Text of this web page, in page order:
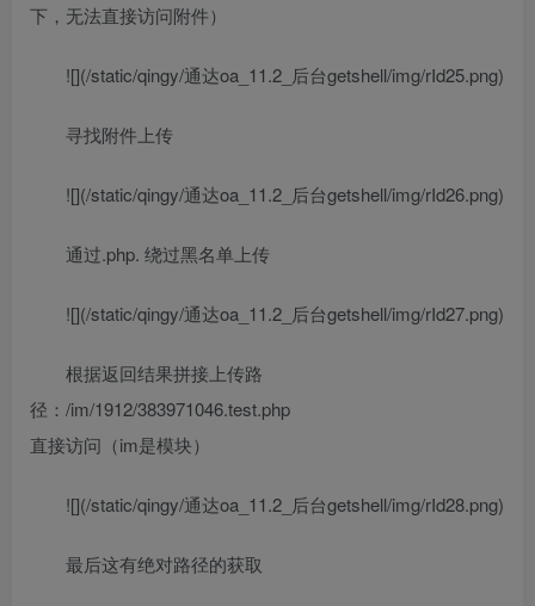
下，无法直接访问附件）
![](/static/qingy/通达oa_11.2_后台getshell/img/rId25.png)
寻找附件上传
![](/static/qingy/通达oa_11.2_后台getshell/img/rId26.png)
通过.php. 绕过黑名单上传
![](/static/qingy/通达oa_11.2_后台getshell/img/rId27.png)
根据返回结果拼接上传路
径：/im/1912/383971046.test.php
直接访问（im是模块）
![](/static/qingy/通达oa_11.2_后台getshell/img/rId28.png)
最后这有绝对路径的获取